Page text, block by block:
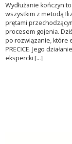
Wydłużanie kończyn
wszystkim z metodą
prętami
procesem gojenia.
po rozwiązanie, które
PRECICE. Jego
ekspercki […]